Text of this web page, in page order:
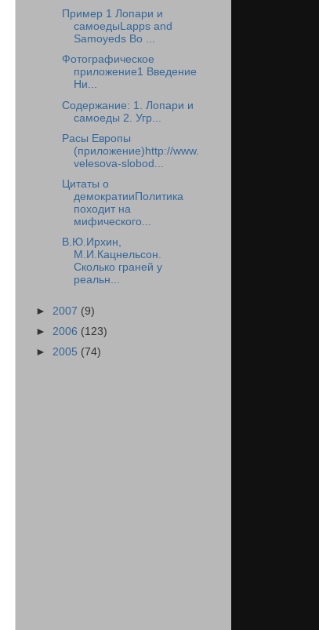
Пример 1 Лопари и
самоедыLapps and
Samoyeds Во ...
Фотографическое
приложение1 Введение
Ни...
Содержание: 1. Лопари и
самоеды 2. Угр...
Расы Европы
(приложение)http://www.
velesova-slobod...
Цитаты о
демократииПолитика
походит на
мифического...
В.Ю.Ирхин,
М.И.Кацнельсон.
Сколько граней у
реальн...
► 2007 (9)
► 2006 (123)
► 2005 (74)